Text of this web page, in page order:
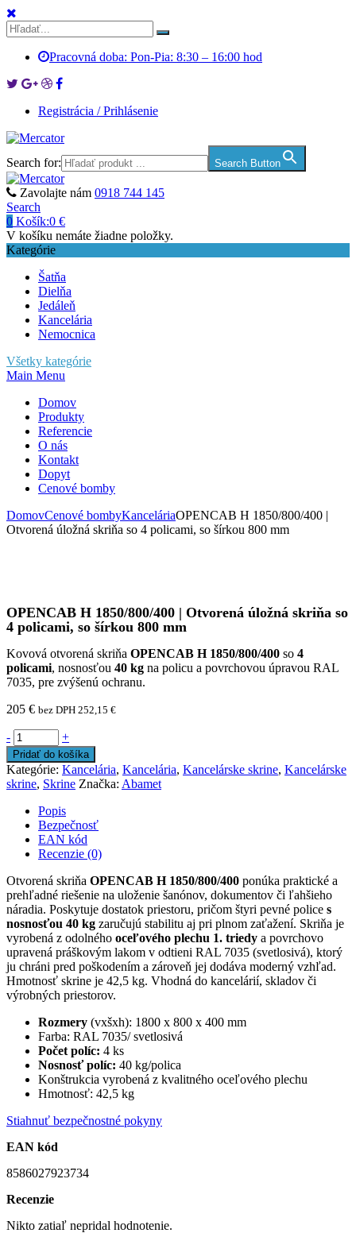
Pracovná doba: Pon-Pia: 8:30 – 16:00 hod
Registrácia / Prihlásenie
Search for: Search Button
Zavolajte nám 0918 744 145
Search
0 Košík:0 €
V košíku nemáte žiadne položky.
Kategórie
Šatňa
Dielňa
Jedáleň
Kancelária
Nemocnica
Všetky kategórie
Main Menu
Domov
Produkty
Referencie
O nás
Kontakt
Dopyt
Cenové bomby
DomovCenové bombyKanceláriaOPENCAB H 1850/800/400 |
Otvorená úložná skriňa so 4 policami, so šírkou 800 mm
OPENCAB H 1850/800/400 | Otvorená úložná skriňa so
4 policami, so šírkou 800 mm
Kovová otvorená skriňa OPENCAB H 1850/800/400 so 4
policami, nosnosťou 40 kg na policu a povrchovou úpravou RAL
7035, pre zvýšenú ochranu.
205 € bez DPH 252,15 €
- +
Pridať do košíka
Kategórie: Kancelária, Kancelária, Kancelárske skrine, Kancelárske
skrine, Skrine Značka: Abamet
Popis
Bezpečnosť
EAN kód
Recenzie (0)
Otvorená skriňa OPENCAB H 1850/800/400 ponúka praktické a
prehľadné riešenie na uloženie šanónov, dokumentov či ľahšieho
náradia. Poskytuje dostatok priestoru, pričom štyri pevné police s
nosnosťou 40 kg zaručujú stabilitu aj pri plnom zaťažení. Skriňa je
vyrobená z odolného oceľového plechu 1. triedy a povrchovo
upravená práškovým lakom v odtieni RAL 7035 (svetlosivá), ktorý
ju chráni pred poškodením a zároveň jej dodáva moderný vzhľad.
Hmotnosť skrine je 42,5 kg. Vhodná do kancelárií, skladov či
výrobných priestorov.
Rozmery (vxšxh): 1800 x 800 x 400 mm
Farba: RAL 7035/ svetlosivá
Počet políc: 4 ks
Nosnosť políc: 40 kg/polica
Konštrukcia vyrobená z kvalitného oceľového plechu
Hmotnosť: 42,5 kg
Stiahnuť bezpečnostné pokyny
EAN kód
8586027923734
Recenzie
Nikto zatiaľ nepridal hodnotenie.